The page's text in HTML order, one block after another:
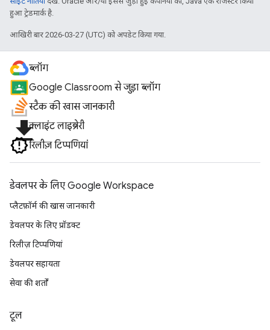
हुआ ट्रेडमार्क है.
आखिरी बार 2026-03-27 (UTC) को अपडेट किया गया.
ब्लॉग
Google Classroom से जुड़ा ब्लॉग
स्टैक की खास जानकारी
file_downloadक्लाइंट लाइब्रेरी
रिलीज़ टिप्पणियां
डेवलपर के लिए Google Workspace
प्लैटफ़ॉर्म की खास जानकारी
डेवलपर के लिए प्रॉडक्ट
रिलीज़ टिप्पणियां
डेवलपर सहायता
सेवा की शर्तों
टूल